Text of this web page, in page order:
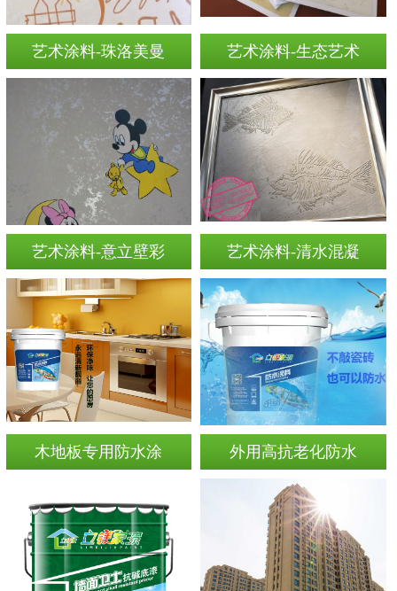
艺术涂料-珠洛美曼 艺术涂料-生态艺术
艺术涂料-意立壁彩 艺术涂料-清水混凝
木地板专用防水涂 外用高抗老化防水